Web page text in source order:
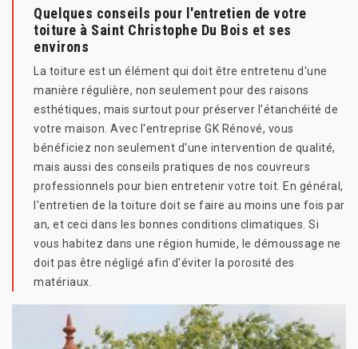
Quelques conseils pour l'entretien de votre
toiture à Saint Christophe Du Bois et ses
environs
La toiture est un élément qui doit être entretenu d'une
manière régulière, non seulement pour des raisons
esthétiques, mais surtout pour préserver l'étanchéité de
votre maison. Avec l'entreprise GK Rénové, vous
bénéficiez non seulement d'une intervention de qualité,
mais aussi des conseils pratiques de nos couvreurs
professionnels pour bien entretenir votre toit. En général,
l'entretien de la toiture doit se faire au moins une fois par
an, et ceci dans les bonnes conditions climatiques. Si
vous habitez dans une région humide, le démoussage ne
doit pas être négligé afin d'éviter la porosité des
matériaux.